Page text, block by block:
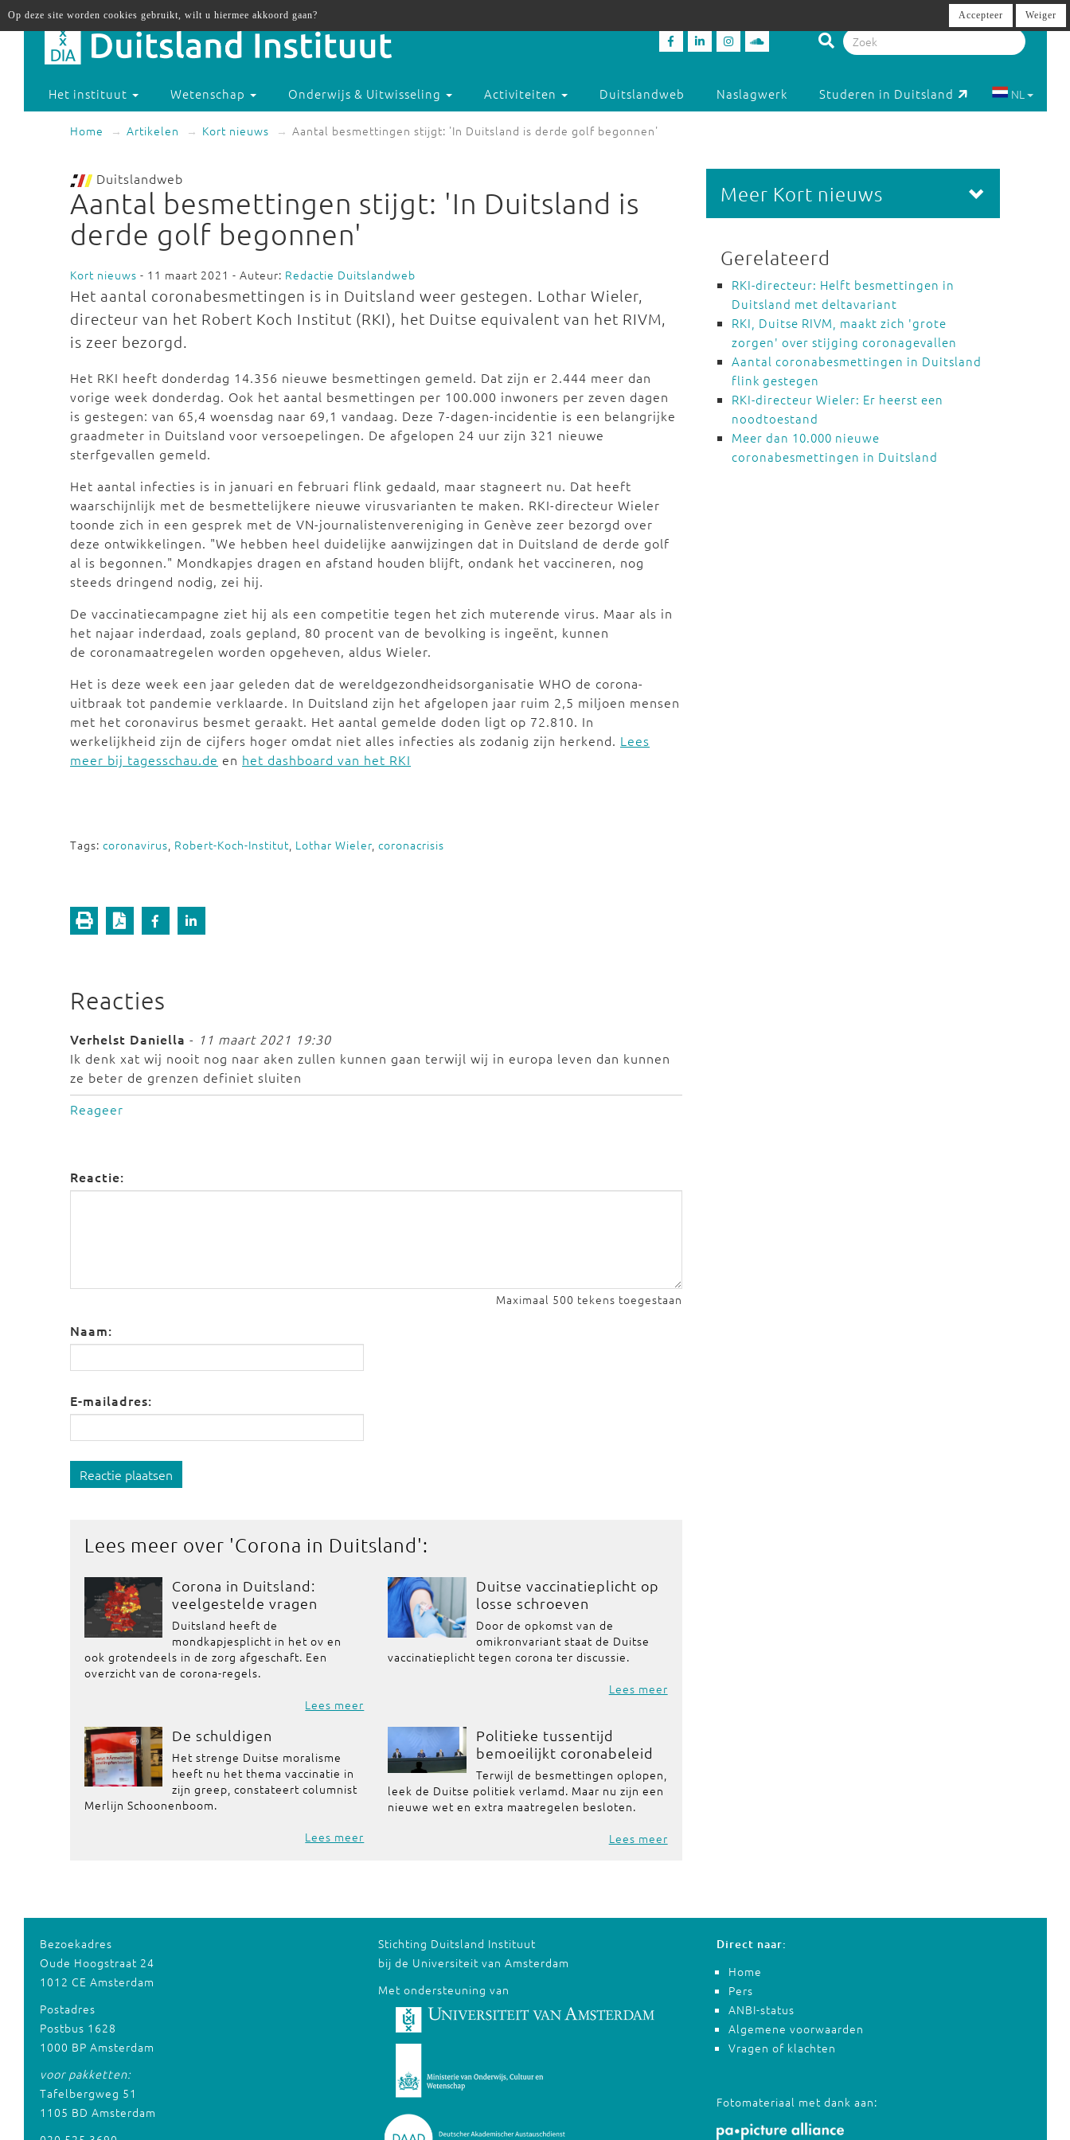
Het instituut Wetenschap Onderwijs & Uitwisseling Activiteiten Duitslandweb Naslagwerk Studeren in Duitsland NL
Home Artikelen Kort nieuws Aantal besmettingen stijgt: 'In Duitsland is derde golf begonnen'
Duitslandweb
Aantal besmettingen stijgt: 'In Duitsland is
derde golf begonnen'
Kort nieuws - 11 maart 2021 - Auteur: Redactie Duitslandweb
Het aantal coronabesmettingen is in Duitsland weer gestegen. Lothar Wieler,
directeur van het Robert Koch Institut (RKI), het Duitse equivalent van het RIVM,
is zeer bezorgd.
Het RKI heeft donderdag 14.356 nieuwe besmettingen gemeld. Dat zijn er 2.444 meer dan
vorige week donderdag. Ook het aantal besmettingen per 100.000 inwoners per zeven dagen
is gestegen: van 65,4 woensdag naar 69,1 vandaag. Deze 7-dagen-incidentie is een belangrijke
graadmeter in Duitsland voor versoepelingen. De afgelopen 24 uur zijn 321 nieuwe
sterfgevallen gemeld.
Het aantal infecties is in januari en februari flink gedaald, maar stagneert nu. Dat heeft
waarschijnlijk met de besmettelijkere nieuwe virusvarianten te maken. RKI-directeur Wieler
toonde zich in een gesprek met de VN-journalistenvereniging in Genève zeer bezorgd over
deze ontwikkelingen. "We hebben heel duidelijke aanwijzingen dat in Duitsland de derde golf
al is begonnen." Mondkapjes dragen en afstand houden blijft, ondank het vaccineren, nog
steeds dringend nodig, zei hij.
De vaccinatiecampagne ziet hij als een competitie tegen het zich muterende virus. Maar als in
het najaar inderdaad, zoals gepland, 80 procent van de bevolking is ingeënt, kunnen
de coronamaatregelen worden opgeheven, aldus Wieler.
Het is deze week een jaar geleden dat de wereldgezondheidsorganisatie WHO de corona-
uitbraak tot pandemie verklaarde. In Duitsland zijn het afgelopen jaar ruim 2,5 miljoen mensen
met het coronavirus besmet geraakt. Het aantal gemelde doden ligt op 72.810. In
werkelijkheid zijn de cijfers hoger omdat niet alles infecties als zodanig zijn herkend. Lees
meer bij tagesschau.de en het dashboard van het RKI
Tags: coronavirus, Robert-Koch-Institut, Lothar Wieler, coronacrisis
Reacties
Verhelst Daniella - 11 maart 2021 19:30
Ik denk xat wij nooit nog naar aken zullen kunnen gaan terwijl wij in europa leven dan kunnen
ze beter de grenzen definiet sluiten
Reageer
Reactie:
Maximaal 500 tekens toegestaan
Naam:
E-mailadres:
Reactie plaatsen
Lees meer over 'Corona in Duitsland':
Corona in Duitsland:
veelgestelde vragen
Duitsland heeft de
mondkapjesplicht in het ov en
ook grotendeels in de zorg afgeschaft. Een
overzicht van de corona-regels.
Lees meer
Duitse vaccinatieplicht op
losse schroeven
Door de opkomst van de
omikronvariant staat de Duitse
vaccinatieplicht tegen corona ter discussie.
Lees meer
De schuldigen
Het strenge Duitse moralisme
heeft nu het thema vaccinatie in
zijn greep, constateert columnist
Merlijn Schoonenboom.
Lees meer
Politieke tussentijd
bemoeilijkt coronabeleid
Terwijl de besmettingen oplopen,
leek de Duitse politiek verlamd. Maar nu zijn een
nieuwe wet en extra maatregelen besloten.
Lees meer
Meer Kort nieuws
Gerelateerd
RKI-directeur: Helft besmettingen in
Duitsland met deltavariant
RKI, Duitse RIVM, maakt zich 'grote
zorgen' over stijging coronagevallen
Aantal coronabesmettingen in Duitsland
flink gestegen
RKI-directeur Wieler: Er heerst een
noodtoestand
Meer dan 10.000 nieuwe
coronabesmettingen in Duitsland
Bezoekadres
Oude Hoogstraat 24
1012 CE Amsterdam
Postadres
Postbus 1628
1000 BP Amsterdam
voor pakketten:
Tafelbergweg 51
1105 BD Amsterdam
Stichting Duitsland Instituut
bij de Universiteit van Amsterdam
Met ondersteuning van
Direct naar:
Home
Pers
ANBI-status
Algemene voorwaarden
Vragen of klachten
Fotomateriaal met dank aan:
Op deze site worden cookies gebruikt, wilt u hiermee akkoord gaan? Accepteer Weiger